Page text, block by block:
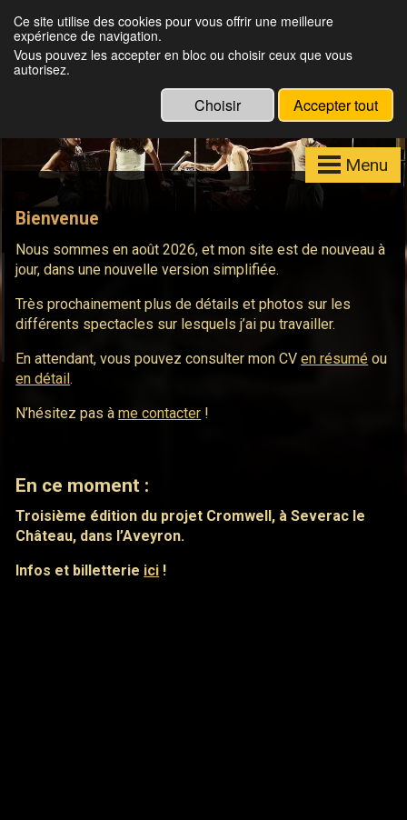
Julien Louisgrand
Eclairagiste, Régisseur lumières, Formateur
Eos
Menu
Bienvenue
Nous sommes en août 2026, et mon site est de nouveau à
jour, dans une nouvelle version simplifiée.
Très prochainement plus de détails et photos sur les
différents spectacles sur lesquels j’ai pu travailler.
En attendant, vous pouvez consulter mon CVen résumé ou
en détail.
N’hésitez pas àme contacter !
En ce moment :
Troisième édition du projet Cromwell, à Severac le
Château, dans l’Aveyron.
Infos et billetterie ici !
Ce site utilise des cookies pour vous offrir une meilleure
expérience de navigation.
Vous pouvez les accepter en bloc ou choisir ceux que vous
autorisez.
Choisir Accepter tout